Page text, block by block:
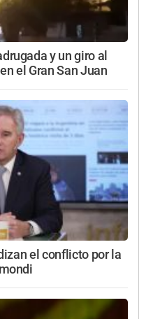
y un giro al
el Gran San Juan
el conflicto por la